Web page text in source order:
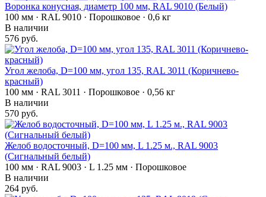
Воронка конусная, диаметр 100 мм, RAL 9010 (Белый)
100 мм · RAL 9010 · Порошковое · 0,6 кг
В наличии
576 руб.
Угол желоба, D=100 мм, угол 135, RAL 3011 (Коричнево-
красный)
100 мм · RAL 3011 · Порошковое · 0,56 кг
В наличии
570 руб.
Желоб водосточный, D=100 мм, L 1.25 м., RAL 9003
(Сигнальный белый)
100 мм · RAL 9003 · L 1.25 мм · Порошковое
В наличии
264 руб.